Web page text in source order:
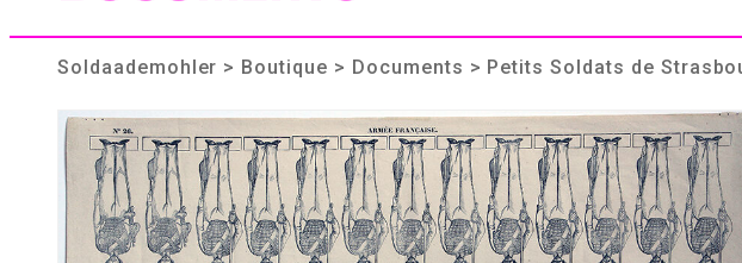
Soldaademohler > Boutique > Documents > Petits Soldats de